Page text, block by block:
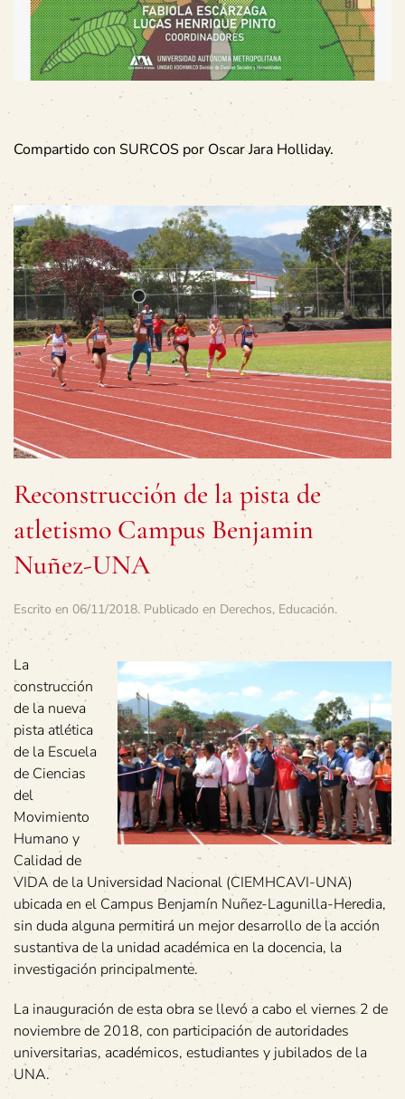
Compartido con SURCOS por Oscar Jara Holliday.
Reconstrucción de la pista de
atletismo Campus Benjamin
Nuñez-UNA
Escrito en 06/11/2018. Publicado en Derechos, Educación.
La
construcción
de la nueva
pista atlética
de la Escuela
de Ciencias
del
Movimiento
Humano y
Calidad de
VIDA de la Universidad Nacional (CIEMHCAVI-UNA)
ubicada en el Campus Benjamín Nuñez-Lagunilla-Heredia,
sin duda alguna permitirá un mejor desarrollo de la acción
sustantiva de la unidad académica en la docencia, la
investigación principalmente.
La inauguración de esta obra se llevó a cabo el viernes 2 de
noviembre de 2018, con participación de autoridades
universitarias, académicos, estudiantes y jubilados de la
UNA.